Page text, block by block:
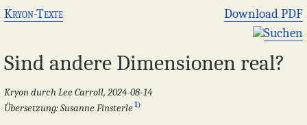
Kryon-Texte
Download PDF
Suchen
Sind andere Dimensionen real?
Kryon durch Lee Carroll, 2024-08-14
Übersetzung: Susanne Finsterle1)